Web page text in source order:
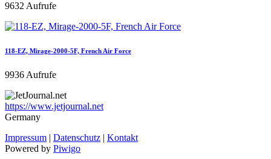
9632 Aufrufe
118-EZ, Mirage-2000-5F, French Air Force
9936 Aufrufe
https://www.jetjournal.net
Germany
Impressum | Datenschutz | Kontakt
Powered by Piwigo